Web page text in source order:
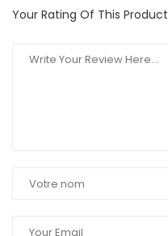
Your Rating Of This Product